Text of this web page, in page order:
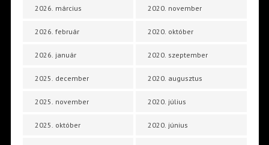
2026. március
2026. február
2026. január
2025. december
2025. november
2025. október
2020. november
2020. október
2020. szeptember
2020. augusztus
2020. július
2020. június